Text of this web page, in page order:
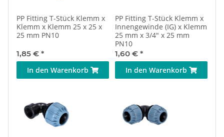
PP Fitting T-Stück Klemm x
Klemm x Klemm 25 x 25 x
25 mm PN10
1,85 € *
In den Warenkorb
PP Fitting T-Stück Klemm x
Innengewinde (IG) x Klemm
25 mm x 3/4" x 25 mm
PN10
1,60 € *
In den Warenkorb